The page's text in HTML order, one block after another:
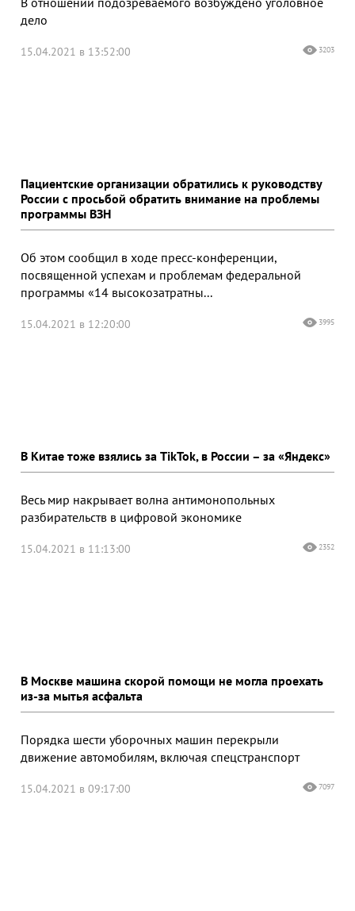
дело
15.04.2021 в 13:52:00 3203
Пациентские организации обратились к руководству
России с просьбой обратить внимание на проблемы
программы ВЗН
Об этом сообщил в ходе пресс-конференции,
посвященной успехам и проблемам федеральной
программы «14 высокозатратны...
15.04.2021 в 12:20:00 3995
В Китае тоже взялись за TikTok, в России – за «Яндекс»
Весь мир накрывает волна антимонопольных
разбирательств в цифровой экономике
15.04.2021 в 11:13:00 2352
В Москве машина скорой помощи не могла проехать
из-за мытья асфальта
Порядка шести уборочных машин перекрыли
движение автомобилям, включая спецстранспорт
15.04.2021 в 09:17:00 7097